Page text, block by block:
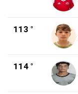
113 °
114 °